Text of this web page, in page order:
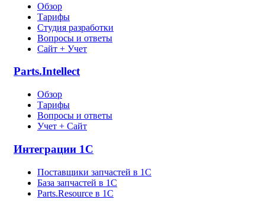
Обзор
Тарифы
Студия разработки
Вопросы и ответы
Сайт + Учет
Parts.Intellect
Обзор
Тарифы
Вопросы и ответы
Учет + Сайт
Интеграции 1С
Поставщики запчастей в 1C
База запчастей в 1С
Parts.Resource в 1C